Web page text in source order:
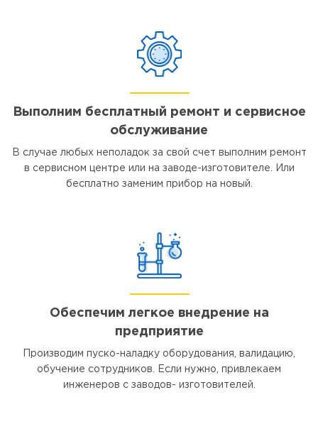
Выполним бесплатный ремонт и сервисное
обслуживание
В случае любых неполадок за свой счет выполним ремонт
в сервисном центре или на заводе-изготовителе. Или
бесплатно заменим прибор на новый.
Обеспечим легкое внедрение на
предприятие
Производим пуско-наладку оборудования, валидацию,
обучение сотрудников. Если нужно, привлекаем
инженеров с заводов- изготовителей.